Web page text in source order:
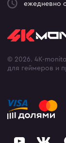
ежедневно
© 2026. 4K-
для геймеров и